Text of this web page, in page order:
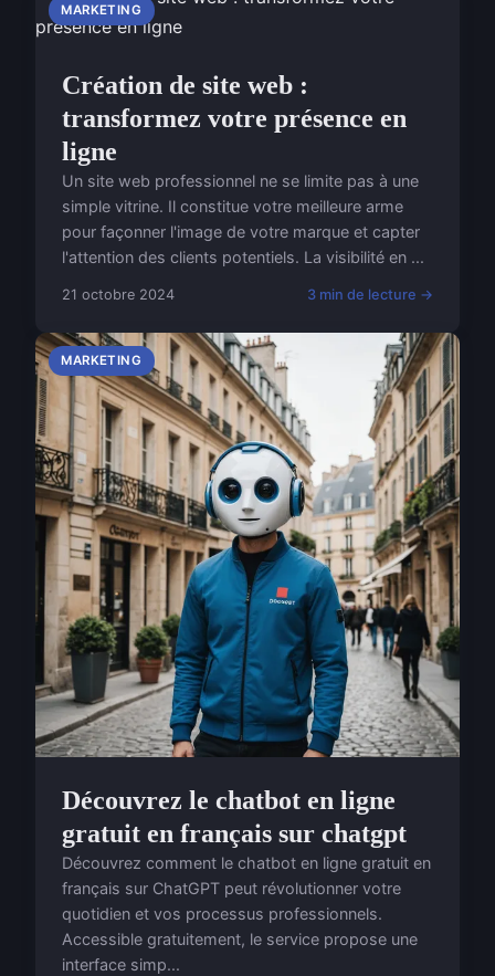
MARKETING
Création de site web :
transformez votre présence en
ligne
Un site web professionnel ne se limite pas à une
simple vitrine. Il constitue votre meilleure arme
pour façonner l'image de votre marque et capter
l'attention des clients potentiels. La visibilité en ...
21 octobre 2024 3 min de lecture →
MARKETING
Découvrez le chatbot en ligne
gratuit en français sur chatgpt
Découvrez comment le chatbot en ligne gratuit en
français sur ChatGPT peut révolutionner votre
quotidien et vos processus professionnels.
Accessible gratuitement, le service propose une
interface simp...